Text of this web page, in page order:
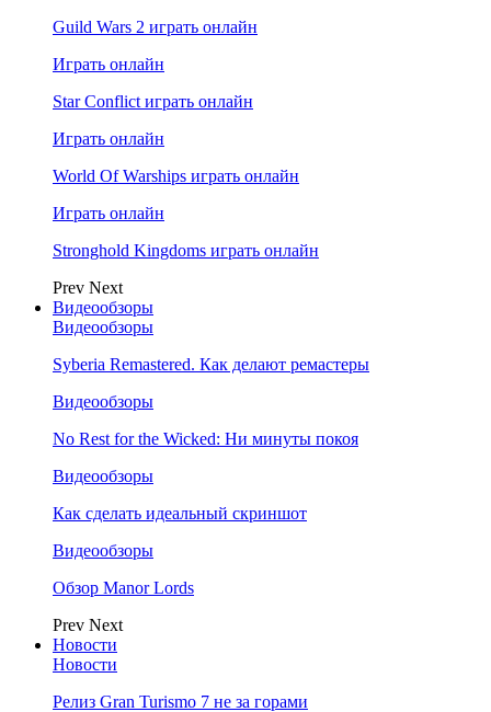
Guild Wars 2 играть онлайн
Играть онлайн
Star Conflict играть онлайн
Играть онлайн
World Of Warships играть онлайн
Играть онлайн
Stronghold Kingdoms играть онлайн
Prev Next
Видеообзоры
Видеообзоры
Syberia Remastered. Как делают ремастеры
Видеообзоры
No Rest for the Wicked: Ни минуты покоя
Видеообзоры
Как сделать идеальный скриншот
Видеообзоры
Обзор Manor Lords
Prev Next
Новости
Новости
Релиз Gran Turismo 7 не за горами